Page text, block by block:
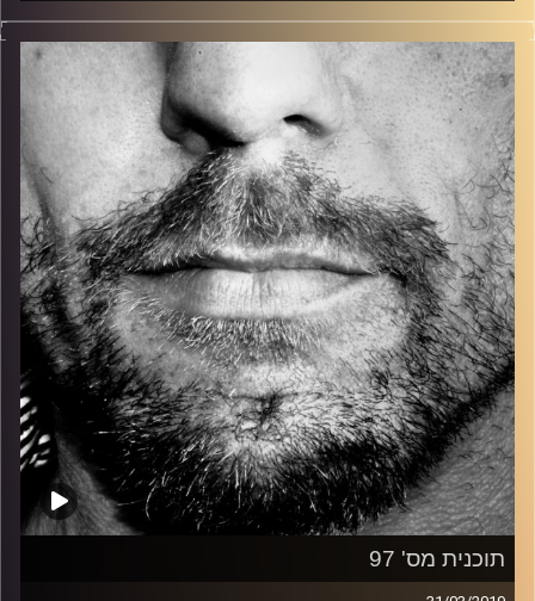
זיפים, מוזיקה מחוספסת של הופעות חיות. הרבה ג'אם, רוק,
בלוז, bluegrass, ג'אז, Fאנק, פרוגרסיב ואפילו אלקטרוניקה.
כל מה שחי, אמיתי ונושם.
עם שמוליק רגב.
קרדיט תמונות: David Goehring
תוכנית מס' 97